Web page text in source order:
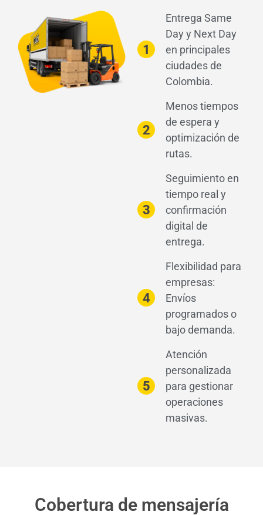
1
Entrega Same
Day y Next Day
en principales
ciudades de
Colombia.
2
Menos tiempos
de espera y
optimización de
rutas.
3
Seguimiento en
tiempo real y
confirmación
digital de
entrega.
4
Flexibilidad para
empresas:
Envíos
programados o
bajo demanda.
5
Atención
personalizada
para gestionar
operaciones
masivas.
Cobertura de mensajería